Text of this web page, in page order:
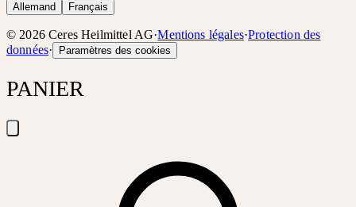
Allemand Français
© 2026 Ceres Heilmittel AG·Mentions légales·Protection des
données· Paramètres des cookies
PANIER